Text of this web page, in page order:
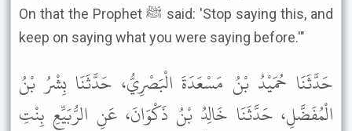
On that the Prophet ﷺ said: 'Stop saying this, and
keep on saying what you were saying before.'"
حَدَّثَنَا حُمَيْدُ بْنُ مَسْعَدَةَ الْبَصْرِيُّ، حَدَّثَنَا بِشْرُ بْنُ
الْمُفَضَّلِ، حَدَّثَنَا خَالِدُ بْنُ ذَكْوَانَ، عَنِ الرُّبَيِّعِ بِنْتِ